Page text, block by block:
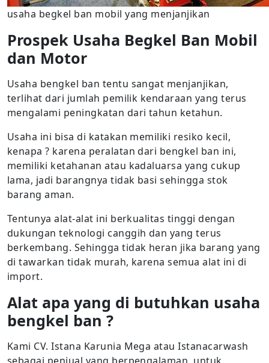
usaha begkel ban mobil yang menjanjikan
Prospek Usaha Begkel Ban Mobil
dan Motor
Usaha bengkel ban tentu sangat menjanjikan,
terlihat dari jumlah pemilik kendaraan yang terus
mengalami peningkatan dari tahun ketahun.
Usaha ini bisa di katakan memiliki resiko kecil,
kenapa ? karena peralatan dari bengkel ban ini,
memiliki ketahanan atau kadaluarsa yang cukup
lama, jadi barangnya tidak basi sehingga stok
barang aman.
Tentunya alat-alat ini berkualitas tinggi dengan
dukungan teknologi canggih dan yang terus
berkembang. Sehingga tidak heran jika barang yang
di tawarkan tidak murah, karena semua alat ini di
import.
Alat apa yang di butuhkan usaha
bengkel ban ?
Kami CV. Istana Karunia Mega atau Istanacarwash